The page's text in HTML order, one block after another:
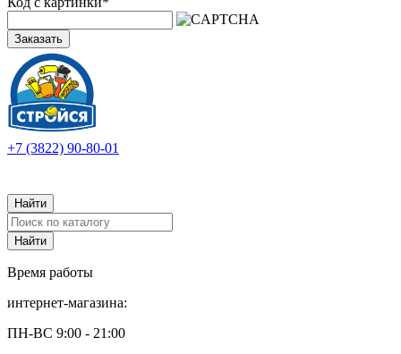
Заказать
+7 (3822) 90-80-01
Время работы
интернет-магазина:
ПН-ВС 9:00 - 21:00